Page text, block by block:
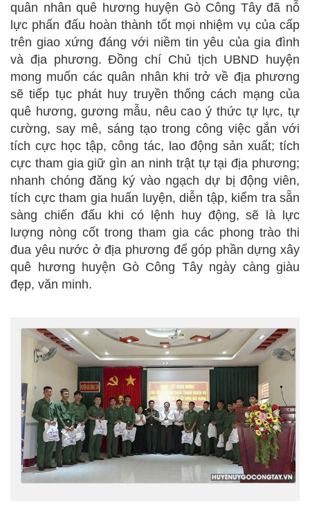
quân nhân quê hương huyện Gò Công Tây đã nỗ
lực phấn đấu hoàn thành tốt mọi nhiệm vụ của cấp
trên giao xứng đáng với niềm tin yêu của gia đình
và địa phương. Đồng chí Chủ tịch UBND huyện
mong muốn các quân nhân khi trở về địa phương
sẽ tiếp tục phát huy truyền thống cách mạng của
quê hương, gương mẫu, nêu cao ý thức tự lực, tự
cường, say mê, sáng tạo trong công việc gắn với
tích cực học tập, công tác, lao động sản xuất; tích
cực tham gia giữ gìn an ninh trật tự tại địa phương;
nhanh chóng đăng ký vào ngạch dự bị động viên,
tích cực tham gia huấn luyện, diễn tập, kiểm tra sẵn
sàng chiến đấu khi có lệnh huy động, sẽ là lực
lượng nòng cốt trong tham gia các phong trào thi
đua yêu nước ở địa phương để góp phần dựng xây
quê hương huyện Gò Công Tây ngày càng giàu
đẹp, văn minh.